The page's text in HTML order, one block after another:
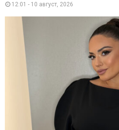
12:01 - 10 август, 2026